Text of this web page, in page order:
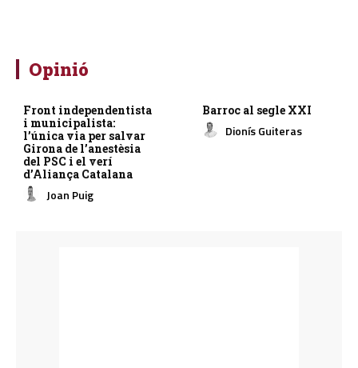
Opinió
Front independentista
i municipalista:
l’única via per salvar
Girona de l’anestèsia
del PSC i el verí
d’Aliança Catalana
Joan Puig
Barroc al segle XXI
Dionís Guiteras